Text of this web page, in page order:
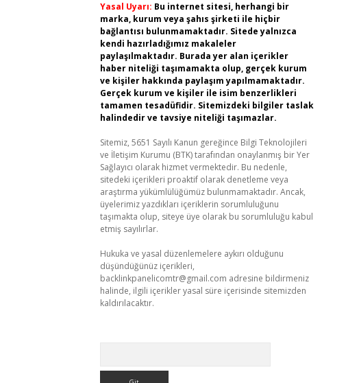
Yasal Uyarı: Bu internet sitesi, herhangi bir
marka, kurum veya şahıs şirketi ile hiçbir
bağlantısı bulunmamaktadır. Sitede yalnızca
kendi hazırladığımız makaleler
paylaşılmaktadır. Burada yer alan içerikler
haber niteliği taşımamakta olup, gerçek kurum
ve kişiler hakkında paylaşım yapılmamaktadır.
Gerçek kurum ve kişiler ile isim benzerlikleri
tamamen tesadüfidir. Sitemizdeki bilgiler taslak
halindedir ve tavsiye niteliği taşımazlar.
Sitemiz, 5651 Sayılı Kanun gereğince Bilgi Teknolojileri
ve İletişim Kurumu (BTK) tarafından onaylanmış bir Yer
Sağlayıcı olarak hizmet vermektedir. Bu nedenle,
sitedeki içerikleri proaktif olarak denetleme veya
araştırma yükümlülüğümüz bulunmamaktadır. Ancak,
üyelerimiz yazdıkları içeriklerin sorumluluğunu
taşımakta olup, siteye üye olarak bu sorumluluğu kabul
etmiş sayılırlar.
Hukuka ve yasal düzenlemelere aykırı olduğunu
düşündüğünüz içerikleri,
backlinkpanelicomtr@gmail.com adresine bildirmeniz
halinde, ilgili içerikler yasal süre içerisinde sitemizden
kaldırılacaktır.